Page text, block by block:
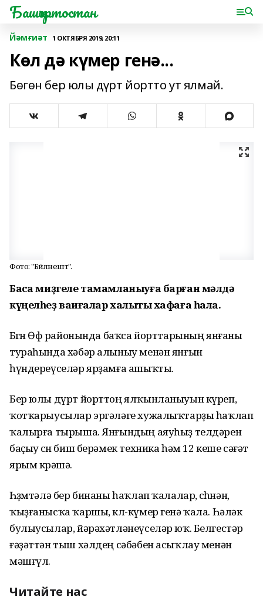
Башҡортостан
Йәмғиәт 1 ОКТЯБРЯ 2019, 20:11
Көл дә күмер генә...
Бөгөн бер юлы дүрт йортто ут ялмай.
Фото: "Бәйләнештә".
Баҡса миҙгеле тамамланыуға барған мәлдә
күңелһеҙ ваҡиғалар халыҡты хафаға һала.
Бөгөн Өфө районында баҡса йорттарының янғаны
тураһында хәбәр алыныу менән янғын
һүндереүселәр ярҙамға ашыҡты.
Бер юлы дүрт йорттоң ялҡынланыуын күреп,
ҡотҡарыусылар эргәләге хужалыҡтарҙы һаҡлап
ҡалырға тырыша. Янғындың аяуһыҙ телдәрен
баҫыу өсөн биш берәмек техника һәм 12 кеше сәғәт
ярым көрәшә.
Һөҙөмтәлә бер бинаны һаҡлап ҡалалар, өсөһөнән,
ҡыҙғанысҡа ҡаршы, көл-күмер генә ҡала. Һәләк
булыусылар, йәрәхәтләнеүселәр юҡ. Белгестәр
ғәҙәттән тыш хәлдең сәбәбен асыҡлау менән
мәшғүл.
Читайте нас